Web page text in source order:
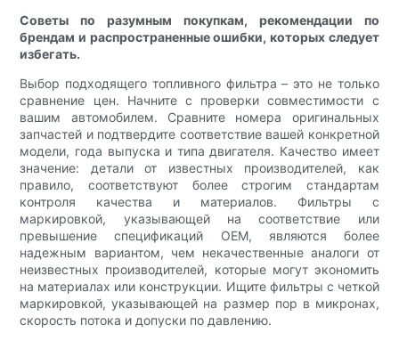
Советы по разумным покупкам, рекомендации по
брендам и распространенные ошибки, которых следует
избегать.
Выбор подходящего топливного фильтра – это не только
сравнение цен. Начните с проверки совместимости с
вашим автомобилем. Сравните номера оригинальных
запчастей и подтвердите соответствие вашей конкретной
модели, года выпуска и типа двигателя. Качество имеет
значение: детали от известных производителей, как
правило, соответствуют более строгим стандартам
контроля качества и материалов. Фильтры с
маркировкой, указывающей на соответствие или
превышение спецификаций OEM, являются более
надежным вариантом, чем некачественные аналоги от
неизвестных производителей, которые могут экономить
на материалах или конструкции. Ищите фильтры с четкой
маркировкой, указывающей на размер пор в микронах,
скорость потока и допуски по давлению.